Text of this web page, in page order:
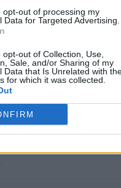
opt-out of processing my
Data for Targeted Advertising.
opt-out of Collection, Use,
Sale, and/or Sharing of my
Data that Is Unrelated with
for which it was collected.
δύο εμπρησμοί στον
βάρος δύο ανδρών
Έπεσαν οι
εξέλιξη το πρόγραμμα
να ενημερώνονται